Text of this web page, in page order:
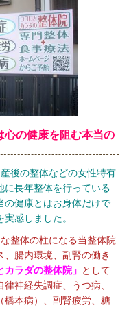
心の健康を阻む本当の
後の整体などの女性特有
に長年整体を行っている
の健康とはお身体だけで
感しました。
整体の柱になる当整体院
腸内環境、副腎の働き
カラダの整体院」 として
神経失調症、うつ病、
橋本病）、副腎疲労、糖